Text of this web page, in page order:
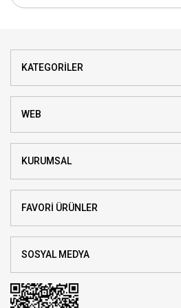
KATEGORİLER
WEB
KURUMSAL
FAVORİ ÜRÜNLER
SOSYAL MEDYA